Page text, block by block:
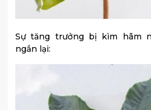
Sự tăng trưởng bị kìm hãm
ngắn lại: